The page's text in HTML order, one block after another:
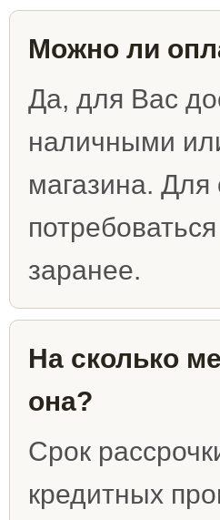
Можно ли
Да, для Вас
наличными
магазина.
заранее.
На сколько
она?
Срок
кредитных